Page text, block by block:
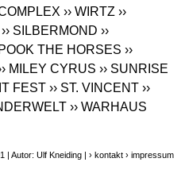
›› WIRTZ ››
›› SILBERMOND ››
THE HORSES ››
MILEY CYRUS ›› SUNRISE
FEST ›› ST. VINCENT ››
›› WARHAUS
| Autor: Ulf Kneiding |› kontakt › impressum